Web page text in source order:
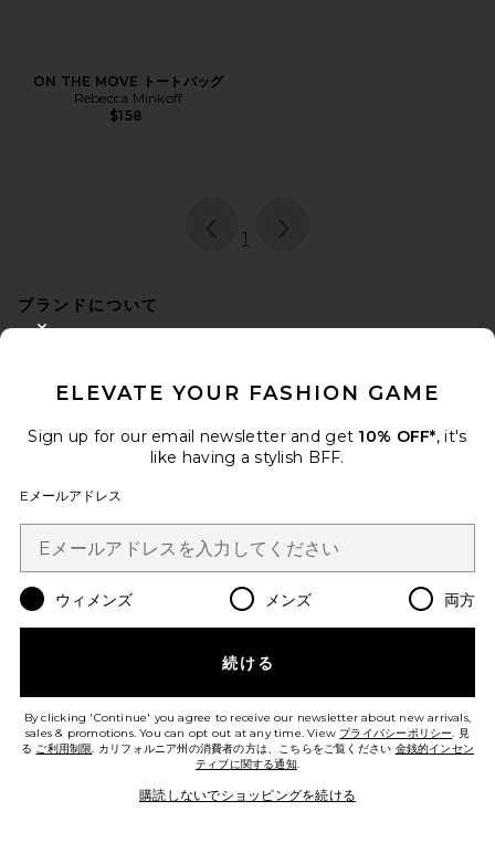
ON THE MOVE トートバッグ
Rebecca Minkoff
$158
page
1
ブランドについて
FOOTER
10%オフを取得しよう
メールを送信することにより、当社のニュースレターに登録。いつで
も配信停止できます。プライバシーポリシー
Email Address
ELEVATE YOUR FASHION GAME
Sign up for our email newsletter and get 10% OFF*, it's
like having a stylish BFF.
Eメールアドレス
ウィメンズ メンズ 両方
続ける
By clicking 'Continue' you agree to receive our newsletter about new arrivals,
sales & promotions. You can opt out at any time. View プライバシーポリシー. 見
る ご利用制限. カリフォルニア州の消費者の方は、こちらをご覧ください 金銭的インセン
ティブに関する通知.
購読しないでショッピングを続ける